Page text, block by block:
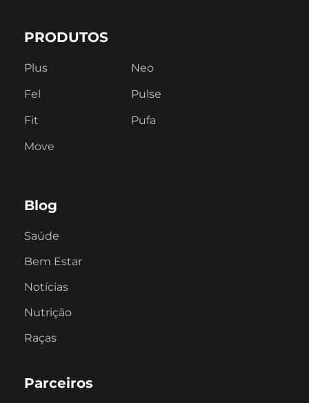
PRODUTOS
Plus
Fel
Fit
Move
Neo
Pulse
Pufa
Blog
Saúde
Bem Estar
Notícias
Nutrição
Raças
Parceiros